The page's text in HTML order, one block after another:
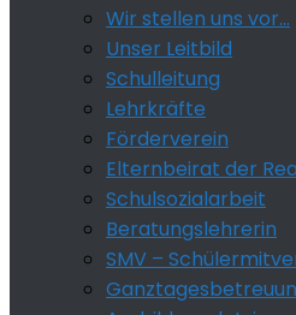
Wir stellen uns vor…
Unser Leitbild
Schulleitung
Lehrkräfte
Förderverein
Elternbeirat der
Schulsozialarbeit
Beratungslehrerin
SMV –